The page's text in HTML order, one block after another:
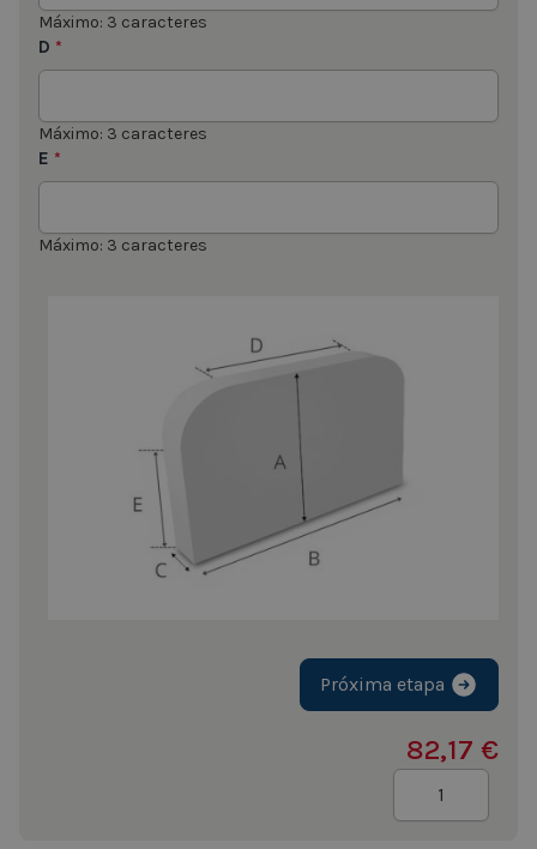
Máximo: 3 caracteres
D *
Máximo: 3 caracteres
E *
Máximo: 3 caracteres
Próxima etapa
82,17 €
Quantidade